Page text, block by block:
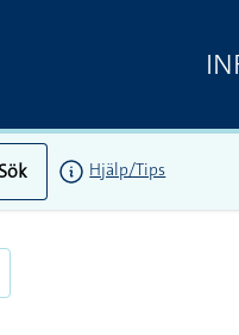
Sök Hjälp/Tips